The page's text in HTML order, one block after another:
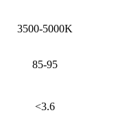
3500-5000K
85-95
<3.6